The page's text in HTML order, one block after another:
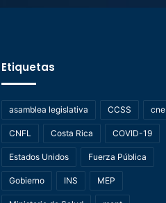
Etiquetas
asamblea legislativa CCSS cne
CNFL Costa Rica COVID-19
Estados Unidos Fuerza Pública
Gobierno INS MEP